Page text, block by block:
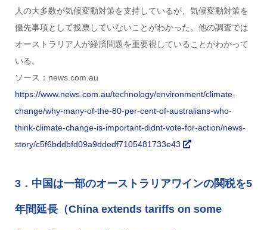
人の大多数が気候変動対策を支持しているが、気候変動対策を
優先事項として投票していないことがわかった。他の調査では
オーストラリア人が経済問題を重要視していることがわかって
いる。
ソース：news.com.au
https://www.news.com.au/technology/environment/climate-
change/why-many-of-the-80-per-cent-of-australians-who-
think-climate-change-is-important-didnt-vote-for-action/news-
story/c5f6bddbfd09a9ddedf7105481733e43
3．中国は一部のオーストラリアワインの関税を5
年間延長（China extends tariffs on some